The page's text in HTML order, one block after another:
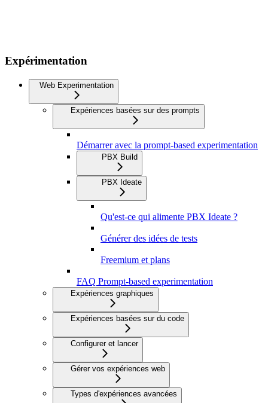
Expérimentation
Web Experimentation
Expériences basées sur des prompts
Démarrer avec la prompt-based experimentation
PBX Build
PBX Ideate
Qu'est-ce qui alimente PBX Ideate ?
Générer des idées de tests
Freemium et plans
FAQ Prompt-based experimentation
Expériences graphiques
Expériences basées sur du code
Configurer et lancer
Gérer vos expériences web
Types d'expériences avancées